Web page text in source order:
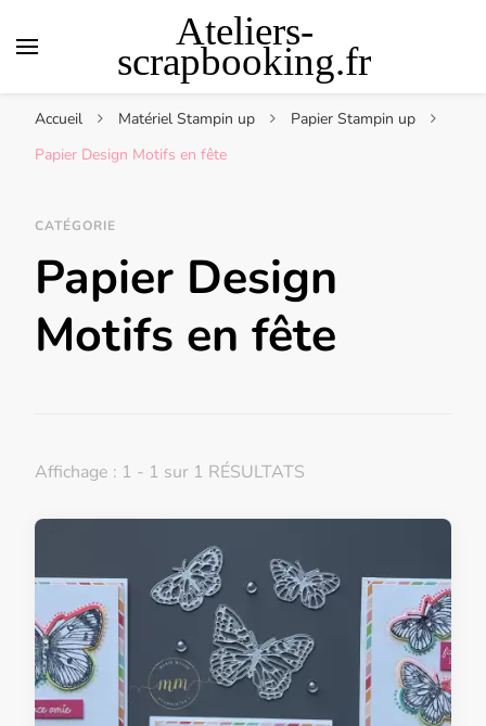
Ateliers-
scrapbooking.fr
Accueil Matériel Stampin up
Papier Stampin up
Papier Design Motifs en fête
CATÉGORIE
Papier Design
Motifs en fête
Affichage : 1 - 1 sur 1 RÉSULTATS